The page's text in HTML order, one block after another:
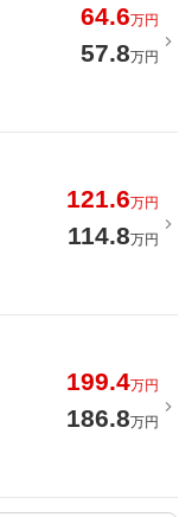
64.6万円
57.8万円
121.6万円
114.8万円
199.4万円
186.8万円